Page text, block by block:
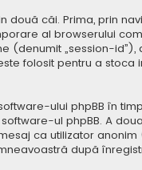
căi. Prima, prin
al browserului
(denumit „session-
folosit pentru a
ului phpBB în
ul phpBB. A
ca utilizator
după